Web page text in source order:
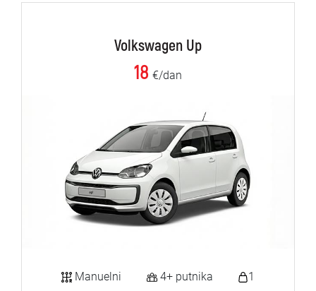
Volkswagen Up
18 €/dan
Manuelni 4+ putnika 1